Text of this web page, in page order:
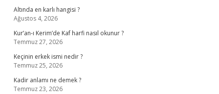
Altında en karlı hangisi ?
Ağustos 4, 2026
Kur’an-ı Kerim’de Kaf harfi nasıl okunur ?
Temmuz 27, 2026
Keçinin erkek ismi nedir ?
Temmuz 25, 2026
Kadir anlamı ne demek ?
Temmuz 23, 2026